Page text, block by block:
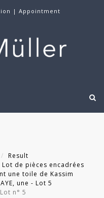
| Appointment
Result
Lot de pièces encadrées
une toile de Kassim
une - Lot 5
Lot n° 5